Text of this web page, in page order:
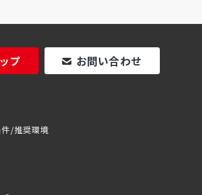
プ お問い合わせ
件/推奨環境